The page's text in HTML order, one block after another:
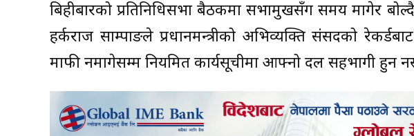
बिहीबारको प्रतिनिधिसभा बैठकमा सभामुखसँग समय मागेर
हर्कराज साम्पाङले प्रधानमन्त्रीको अभिव्यक्ति संसदको
माफी नमागेसम्म नियमित कार्यसूचीमा आफ्नो दल सहभागी हुन